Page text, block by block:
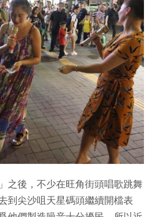
之後，不少在旺角街頭唱歌跳舞
到尖沙咀天星碼頭繼續開檔表